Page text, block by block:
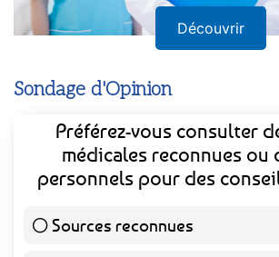
Découvrir
Sondage d'Opinion
Préférez-vous consulter
médicales reconnues ou
personnels pour des
Sources reconnues